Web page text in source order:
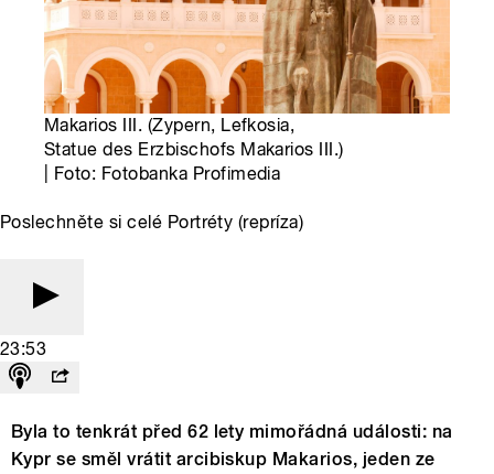
Makarios III. (Zypern, Lefkosia,
Statue des Erzbischofs Makarios III.)
| Foto: Fotobanka Profimedia
Poslechněte si celé Portréty (repríza)
23:53
Byla to tenkrát před 62 lety mimořádná události: na
Kypr se směl vrátit arcibiskup Makarios, jeden ze